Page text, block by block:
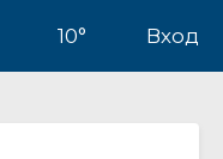
10° Вход